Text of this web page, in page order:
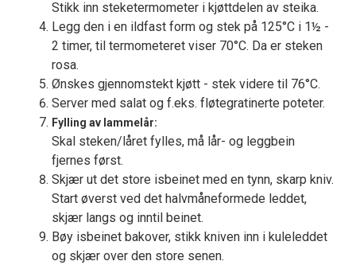
Stikk inn steketermometer i kjøttdelen av steika.
Legg den i en ildfast form og stek på 125°C i 1½ -
2 timer, til termometeret viser 70°C. Da er steken
rosa.
Ønskes gjennomstekt kjøtt - stek videre til 76°C.
Server med salat og f.eks. fløtegratinerte poteter.
Fylling av lammelår:
Skal steken/låret fylles, må lår- og leggbein
fjernes først.
Skjær ut det store isbeinet med en tynn, skarp kniv.
Start øverst ved det halvmåneformede leddet,
skjær langs og inntil beinet.
Bøy isbeinet bakover, stikk kniven inn i kuleleddet
og skjær over den store senen.